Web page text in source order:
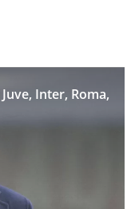
Inter, Roma,